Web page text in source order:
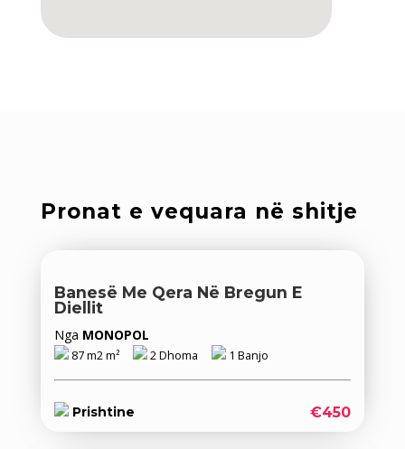
Pronat e vequara në shitje
Banesë Me Qera Në Bregun E
Diellit
Nga MONOPOL
87 m2 m² 2 Dhoma 1 Banjo
Prishtine €450